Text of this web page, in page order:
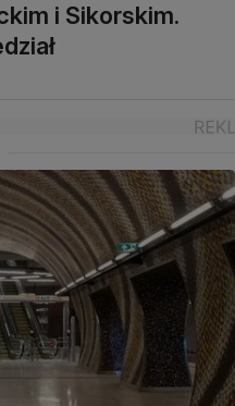
i Sikorskim.